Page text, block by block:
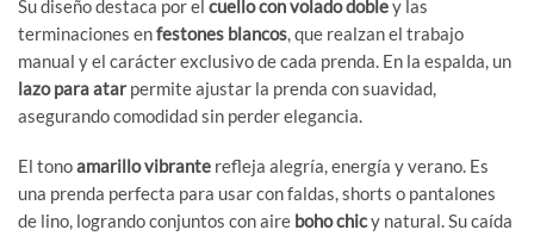
Su diseño destaca por el cuello con volado dobley las
terminaciones enfestones blancos, que realzan el trabajo
manual y el carácter exclusivo de cada prenda. En la espalda, un
lazo para atarpermite ajustar la prenda con suavidad,
asegurando comodidad sin perder elegancia.
El tonoamarillo vibrante refleja alegría, energía y verano. Es
una prenda perfecta para usar con faldas, shorts o pantalones
de lino, logrando conjuntos con aire boho chicy natural. Su caída